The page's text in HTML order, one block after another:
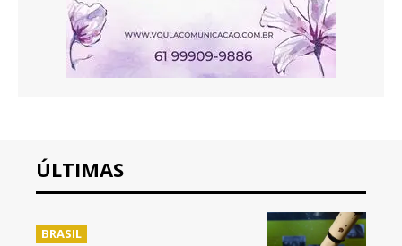
ÚLTIMAS
BRASIL